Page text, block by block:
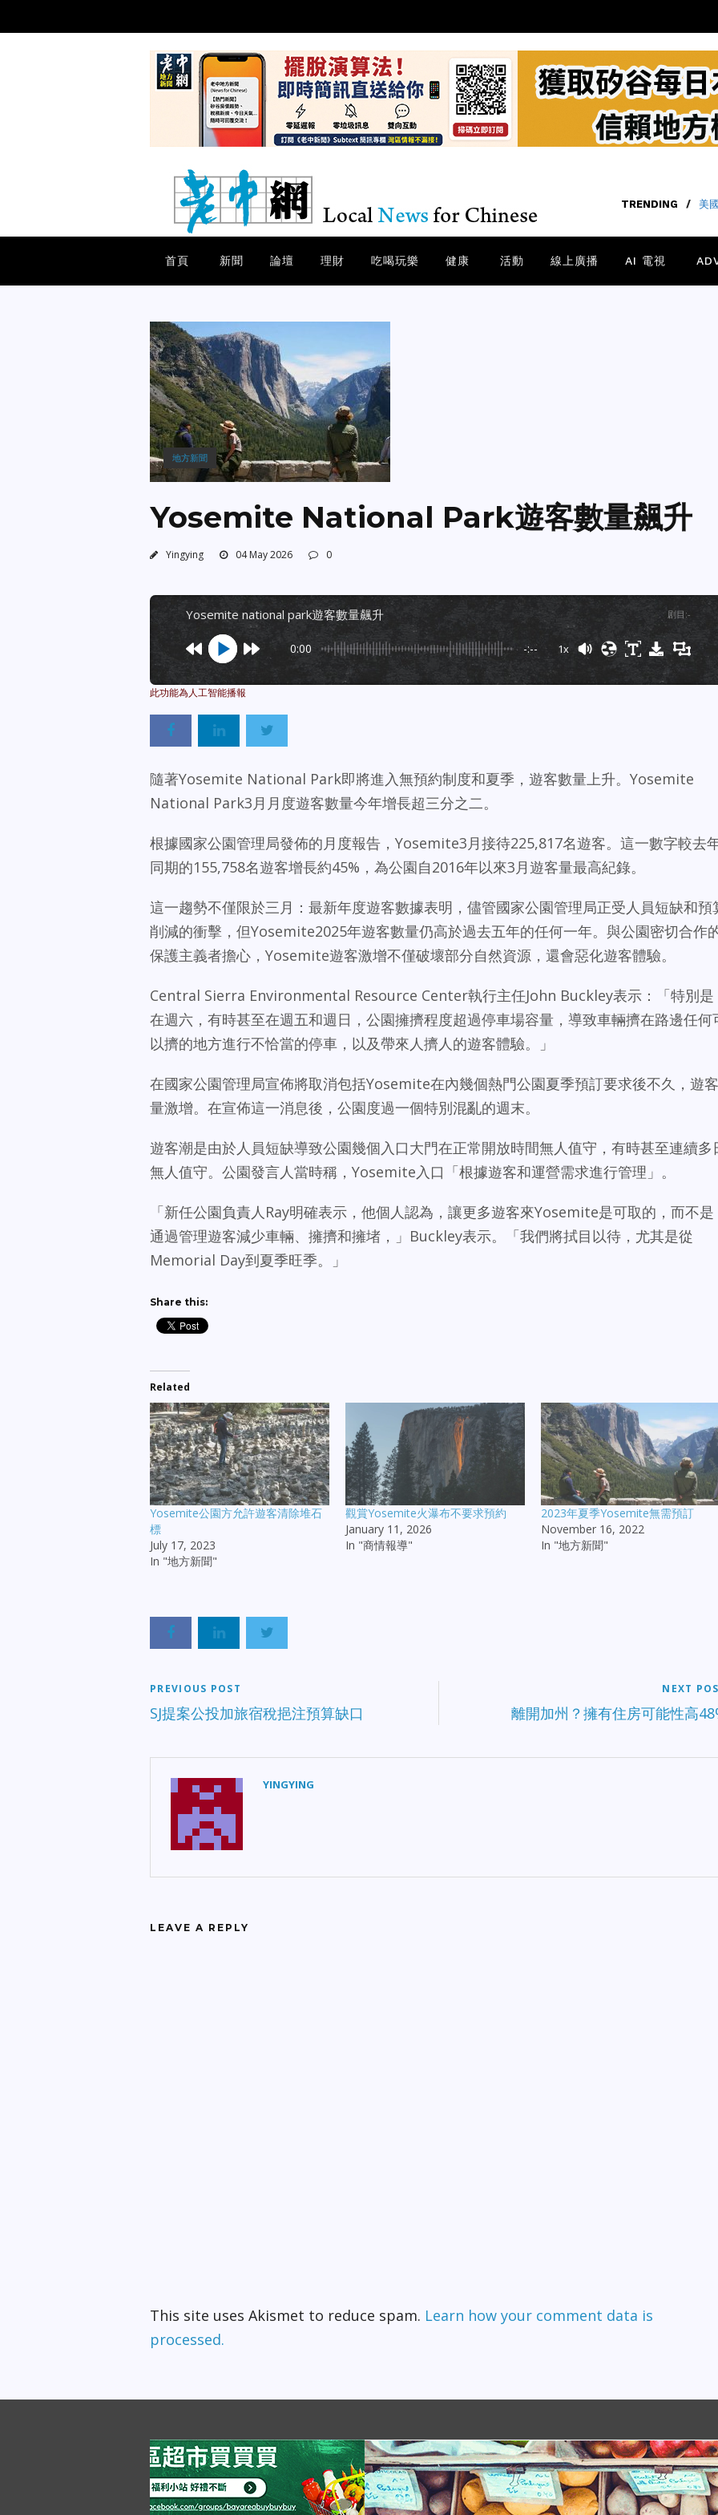
TRENDING / 美
首頁 新聞 論壇 理財 吃喝玩樂 健康 活動 線上廣播 AI 電視
地方新聞
Yosemite National Park遊客數量飆升
Yingying 04 May 2026 0
yosemite national park遊客數量飆升 剧目 :-
0:00 -:-- 1x
Powered By
隨著Yosemite National Park即將進入無預約制度和夏季，遊客數量上升。Yosemite
National Park3月月度遊客數量今年增長超三分之二。
根據國家公園管理局發佈的月度報告，Yosemite3月接待225,817名遊客。這一數字較去
同期的155,758名遊客增長約45%，為公園自2016年以來3月遊客量最高紀錄。
這一趨勢不僅限於三月：最新年度遊客數據表明，儘管國家公園管理局正受人員短缺和預
削減的衝擊，但Yosemite2025年遊客數量仍高於過去五年的任何一年。與公園密切合作
保護主義者擔心，Yosemite遊客激增不僅破壞部分自然資源，還會惡化遊客體驗。
Central Sierra Environmental Resource Center執行主任John Buckley表示：「特別是
在週六，有時甚至在週五和週日，公園擁擠程度超過停車場容量，導致車輛擠在路邊任何
以擠的地方進行不恰當的停車，以及帶來人擠人的遊客體驗。」
在國家公園管理局宣佈將取消包括Yosemite在內幾個熱門公園夏季預訂要求後不久，遊客
量激增。在宣佈這一消息後，公園度過一個特別混亂的週末。
遊客潮是由於人員短缺導致公園幾個入口大門在正常開放時間無人值守，有時甚至連續多
無人值守。公園發言人當時稱，Yosemite入口「根據遊客和運營需求進行管理」。
「新任公園負責人Ray明確表示，他個人認為，讓更多遊客來Yosemite是可取的，而不是
通過管理遊客減少車輛、擁擠和擁堵，」Buckley表示。「我們將拭目以待，尤其是從
Memorial Day到夏季旺季。」
Share this:
Related
Yosemite公園方允許遊客清除堆石
標
July 17, 2023
In "地方新聞"
觀賞Yosemite火瀑布不要求預約
January 11, 2026
In "商情報導"
2023年夏季Yosemite無需預訂
November 16, 2022
In "地方新聞"
PREVIOUS POST
SJ提案公投加旅宿稅挹注預算缺口
NEXT
離開加州？擁有住房可能性高
YINGYING
LEAVE A REPLY
This site uses Akismet to reduce spam. Learn how your comment data is
processed.